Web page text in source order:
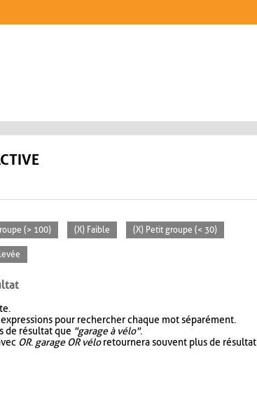
(> 100) (X) Faible (X) Petit groupe (< 30)
pour rechercher chaque mot séparément.
de résultat que "garage à vélo".
OR. garage OR véloretournera souvent plus de résultat